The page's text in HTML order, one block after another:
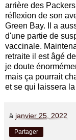
arrière des
réflexion de son
Green Bay. Il a
d'une partie de
vaccinale.
retraite il est âgé
je doute
mais ça pourrait
et se qui laissera
à janvier 25, 2022
Partager